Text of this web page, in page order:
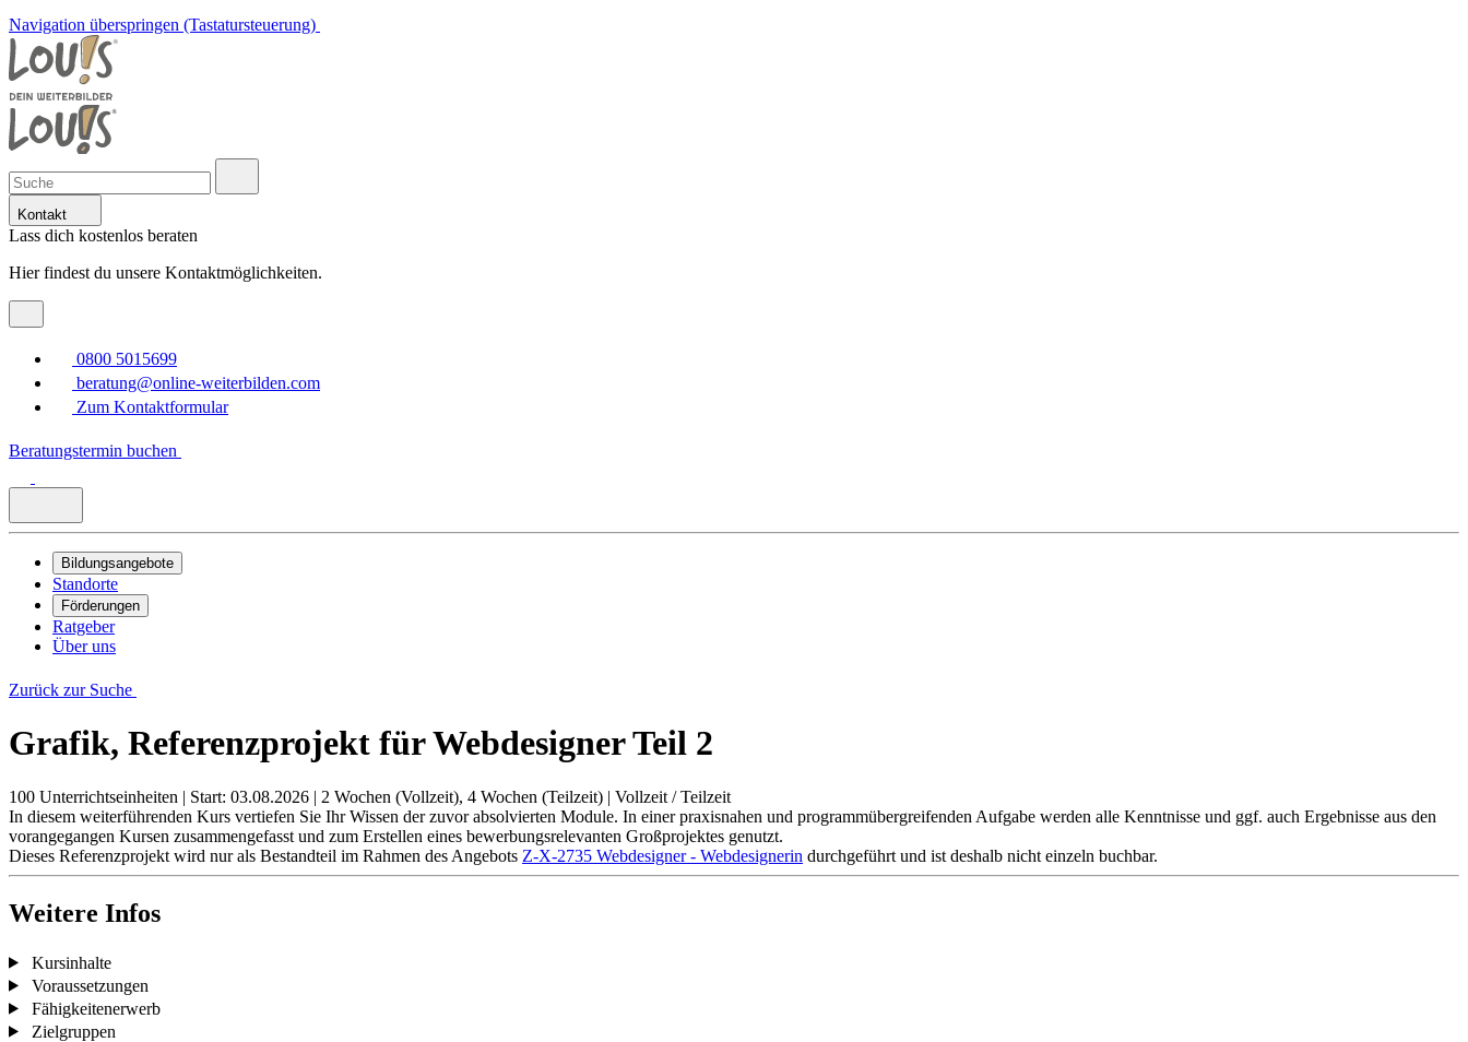
Navigation überspringen (Tastatursteuerung)
Kontakt
Lass dich kostenlos beraten
Hier findest du unsere Kontaktmöglichkeiten.
0800 5015699
beratung@online-weiterbilden.com
Zum Kontaktformular
Beratungstermin buchen
Bildungsangebote
Standorte
Förderungen
Ratgeber
Über uns
Zurück zur Suche
Grafik, Referenzprojekt für Webdesigner Teil 2
100 Unterrichtseinheiten | Start: 03.08.2026 | 2 Wochen (Vollzeit), 4 Wochen (Teilzeit) | Vollzeit / Teilzeit
In diesem weiterführenden Kurs vertiefen Sie Ihr Wissen der zuvor absolvierten Module. In einer praxisnahen und programmübergreifenden Aufgabe werden alle Kenntnisse und ggf. auch Ergebnisse aus den
vorangegangen Kursen zusammengefasst und zum Erstellen eines bewerbungsrelevanten Großprojektes genutzt.
Dieses Referenzprojekt wird nur als Bestandteil im Rahmen des Angebots Z-X-2735 Webdesigner - Webdesignerin durchgeführt und ist deshalb nicht einzeln buchbar.
Weitere Infos
Kursinhalte
Voraussetzungen
Fähigkeitenerwerb
Zielgruppen